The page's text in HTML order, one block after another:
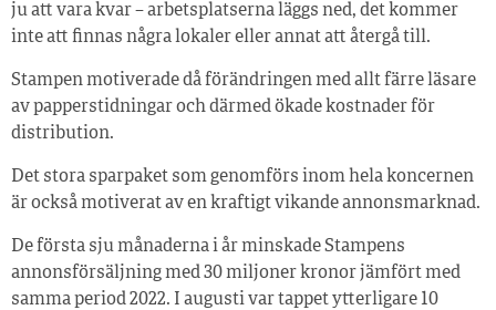
ju att vara kvar – arbetsplatserna läggs ned, det kommer
inte att finnas några lokaler eller annat att återgå till.
Stampen motiverade då förändringen med allt färre läsare
av papperstidningar och därmed ökade kostnader för
distribution.
Det stora sparpaket som genomförs inom hela koncernen
är också motiverat av en kraftigt vikande annonsmarknad.
De första sju månaderna i år minskade Stampens
annonsförsäljning med 30 miljoner kronor jämfört med
samma period 2022. I augusti var tappet ytterligare 10